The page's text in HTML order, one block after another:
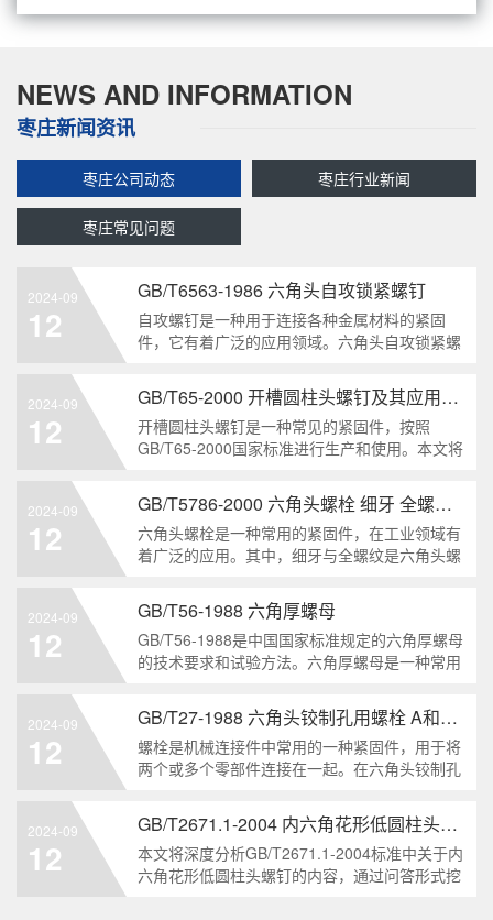
NEWS AND INFORMATION
枣庄新闻资讯
枣庄公司动态 枣庄行业新闻
枣庄常见问题
2024-09
12
GB/T6563-1986 六角头自攻锁紧螺钉
自攻螺钉是一种用于连接各种金属材料的紧固
件，它有着广泛的应用领域。六角头自攻锁紧螺
标准。本文将深度分析这种螺钉的特点、应用以
及制造要求等相关知识点，为读者提供全面的了
解。1. 六角头自
2024-09
12
GB/T65-2000 开槽圆柱头螺钉及其应用领域
开槽圆柱头螺钉是一种常见的紧固件，按照
GB/T65-2000国家标准进行生产和使用。本文将
领域，帮助读者更好地了解和应用该种螺钉。什
么是GB/T65-2000 开槽圆柱头螺钉？GB/T65-
200
2024-09
12
GB/T5786-2000 六角头螺栓 细牙 全螺纹——工业重要性和特点
六角头螺栓是一种常用的紧固件，在工业领域有
着广泛的应用。其中，细牙与全螺纹是六角头螺
两个方面，对GB/T5786-2000标准下的六角头螺
栓 细牙 全螺纹进行深度分析和知识挖掘。什么
是GB/T57
2024-09
12
GB/T56-1988 六角厚螺母
GB/T56-1988是中国国家标准规定的六角厚螺母
的技术要求和试验方法。六角厚螺母是一种常用
用于需要更大的力矩和耐久性的紧固装配。六角
厚螺母的材料和制造工艺六角厚螺母通常由低碳
钢、中碳钢或合金钢
2024-09
12
GB/T27-1988 六角头铰制孔用螺栓 A和B级
螺栓是机械连接件中常用的一种紧固件，用于将
两个或多个零部件连接在一起。在六角头铰制孔
级和B级两种。下面我们来分析一下这两种级别
的螺栓有哪些区别。1. A级和B级的定义和标准
有什么不同?A级和B级是
2024-09
12
GB/T2671.1-2004 内六角花形低圆柱头螺钉
本文将深度分析GB/T2671.1-2004标准中关于内
六角花形低圆柱头螺钉的内容，通过问答形式挖